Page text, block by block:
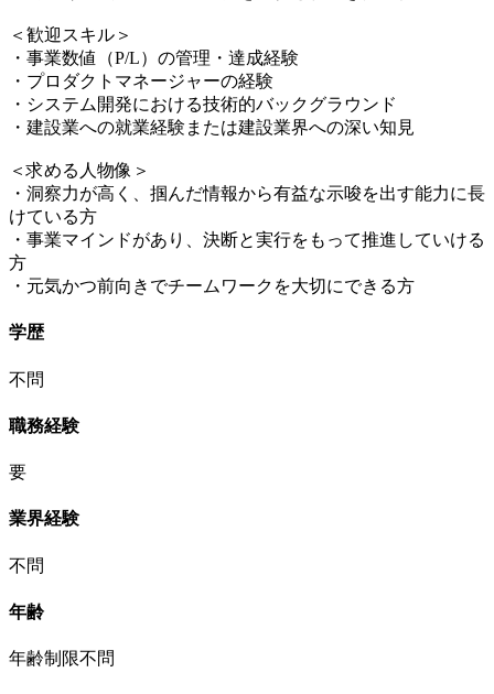
＜歓迎スキル＞
・事業数値（P/L）の管理・達成経験
・プロダクトマネージャーの経験
・システム開発における技術的バックグラウンド
・建設業への就業経験または建設業界への深い知見
＜求める人物像＞
・洞察力が高く、掴んだ情報から有益な示唆を出す能力に長
けている方
・事業マインドがあり、決断と実行をもって推進していける
方
・元気かつ前向きでチームワークを大切にできる方
学歴
不問
職務経験
要
業界経験
不問
年齢
年齢制限不問